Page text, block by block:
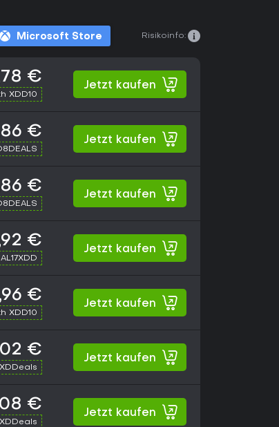
Microsoft Store Risikoinfo:
€
XDD10
Jetzt kaufen
€
Jetzt kaufen
€
Jetzt kaufen
€
Jetzt kaufen
€
XDD10
Jetzt kaufen
€
Jetzt kaufen
€
Jetzt kaufen